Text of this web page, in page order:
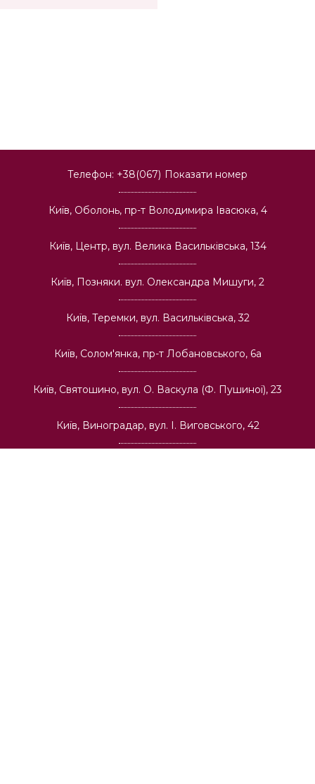
Телефон: +38(067) Показати номер
Київ, Оболонь, пр-т Володимира Івасюка, 4
Київ, Центр, вул. Велика Васильківська, 134
Київ, Позняки. вул. Олександра Мишуги, 2
Київ, Теремки, вул. Васильківська, 32
Київ, Солом'янка, пр-т Лобановського, 6а
Київ, Святошино, вул. О. Васкула (Ф. Пушиної), 23
Київ, Виноградар, вул. І. Виговського, 42